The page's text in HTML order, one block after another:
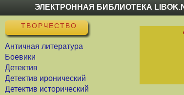
ЭЛЕКТРОННАЯ БИБЛИОТЕКА
ТВОРЧЕСТВО
Античная литература
Боевики
Детектив
Детектив иронический
Детектив исторический